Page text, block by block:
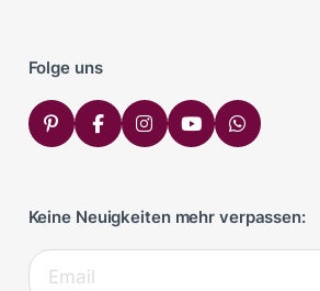
Folge uns
Keine Neuigkeiten mehr verpassen: